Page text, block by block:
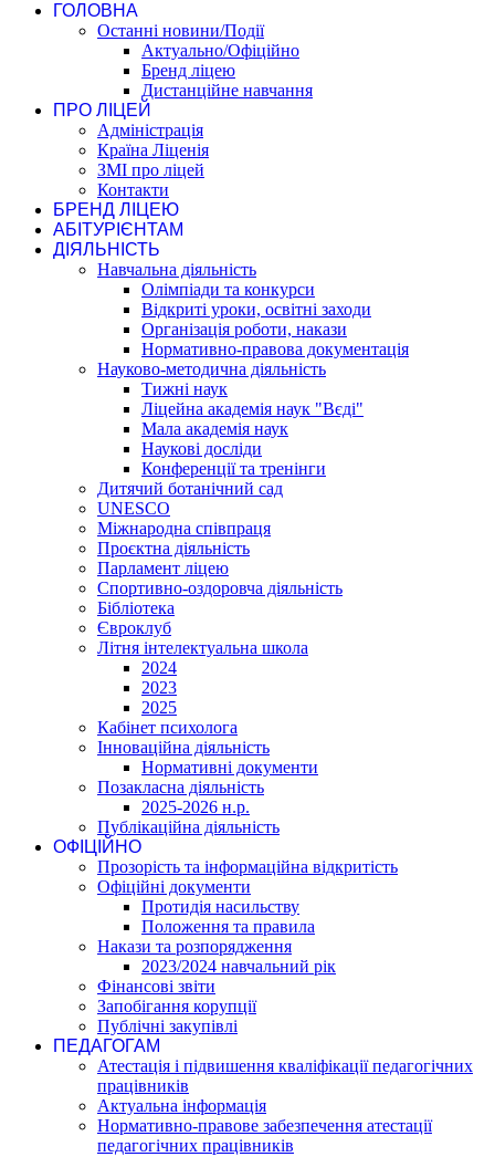
ГОЛОВНА
Останні новини/Події
Актуально/Офіційно
Бренд ліцею
Дистанційне навчання
ПРО ЛІЦЕЙ
Адміністрація
Країна Ліценія
ЗМІ про ліцей
Контакти
БРЕНД ЛІЦЕЮ
АБІТУРІЄНТАМ
ДІЯЛЬНІСТЬ
Навчальна діяльність
Олімпіади та конкурси
Відкриті уроки, освітні заходи
Організація роботи, накази
Нормативно-правова документація
Науково-методична діяльність
Тижні наук
Ліцейна академія наук "Вєді"
Мала академія наук
Наукові досліди
Конференції та тренінги
Дитячий ботанічний сад
UNESCO
Міжнародна співпраця
Проєктна діяльність
Парламент ліцею
Спортивно-оздоровча діяльність
Бібліотека
Євроклуб
Літня інтелектуальна школа
2024
2023
2025
Кабінет психолога
Інноваційна діяльність
Нормативні документи
Позакласна діяльність
2025-2026 н.р.
Публікаційна діяльність
ОФІЦІЙНО
Прозорість та інформаційна відкритість
Офіційні документи
Протидія насильству
Положення та правила
Накази та розпорядження
2023/2024 навчальний рік
Фінансові звіти
Запобігання корупції
Публічні закупівлі
ПЕДАГОГАМ
Атестація і підвишення кваліфікації педагогічних
працівників
Актуальна інформація
Нормативно-правове забезпечення атестації
педагогічних працівників